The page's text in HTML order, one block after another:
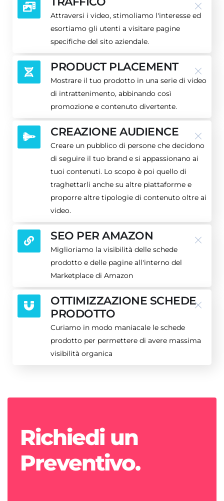
Attraversi i video, stimoliamo l'interesse ed
esortiamo gli utenti a visitare pagine
specifiche del sito aziendale.
PRODUCT PLACEMENT
Mostrare il tuo prodotto in una serie di video
di intrattenimento, abbinando così
promozione e contenuto divertente.
CREAZIONE AUDIENCE
Creare un pubblico di persone che decidono
di seguire il tuo brand e si appassionano ai
tuoi contenuti. Lo scopo è poi quello di
traghettarli anche su altre piattaforme e
proporre altre tipologie di contenuto oltre ai
video.
SEO PER AMAZON
Miglioriamo la visibilità delle schede
prodotto e delle pagine all'interno del
Marketplace di Amazon
OTTIMIZZAZIONE SCHEDE
PRODOTTO
Curiamo in modo maniacale le schede
prodotto per permettere di avere massima
visibilità organica
Richiedi un
Preventivo.